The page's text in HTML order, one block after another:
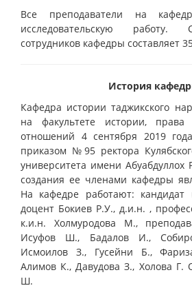
Все преподаватели на
исследовательскую работу.
сотрудников кафедры составляет
История
Кафедра истории таджикского
на факультете истории,
отношений 4 сентября 2019
приказом №95 ректора
университета имени Абуабдуллох
создания ее членами кафедры
На кафедре работают: кандидат
доцент Бокиев Р.У., д.и.н. ,
к.и.н. Холмуродова М.,
Исуфов Ш., Бадалов И.,
Исмоилов З., Гусейни Б.,
Алимов К., Давудова З., Холова Г.
Ш.